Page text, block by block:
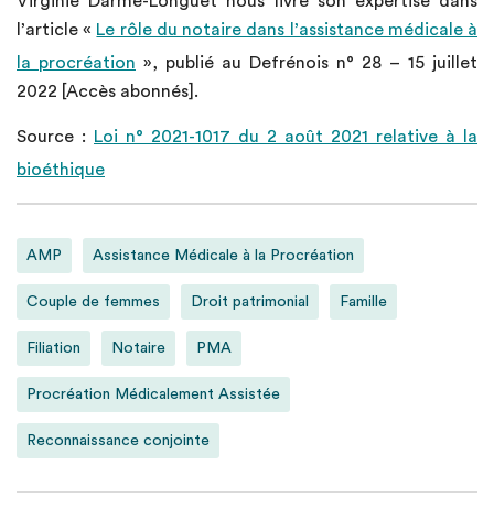
l’article « Le rôle du notaire dans l’assistance médicale à
la procréation », publié au Defrénois n° 28 – 15 juillet
2022 [Accès abonnés].
Source :
Loi n° 2021-1017 du 2 août 2021 relative à la
bioéthique
AMP Assistance Médicale à la Procréation
Couple de femmes Droit patrimonial Famille
Filiation Notaire PMA
Procréation Médicalement Assistée
Reconnaissance conjointe